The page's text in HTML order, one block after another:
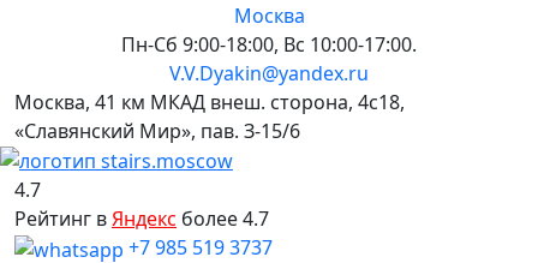
Москва
Пн-Сб 9:00-18:00, Вс 10:00-17:00.
V.V.Dyakin@yandex.ru
Москва, 41 км МКАД внеш. сторона, 4c18,
«Славянский Мир», пав. З-15/6
4.7
Рейтинг вЯндекс более 4.7
+7 985 519 3737